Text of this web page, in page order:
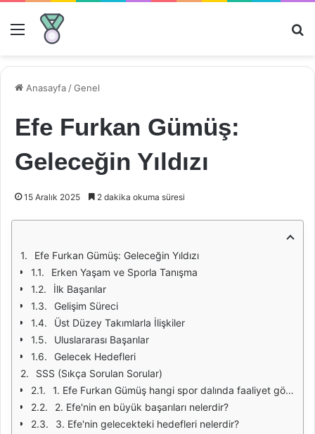
Menü
Anasayfa /Genel
Efe Furkan Gümüş:
Geleceğin Yıldızı
15 Aralık 2025 2 dakika okuma süresi
Efe Furkan Gümüş: Geleceğin Yıldızı
Erken Yaşam ve Sporla Tanışma
İlk Başarılar
Gelişim Süreci
Üst Düzey Takımlarla İlişkiler
Uluslararası Başarılar
Gelecek Hedefleri
SSS (Sıkça Sorulan Sorular)
1. Efe Furkan Gümüş hangi spor dalında faaliyet gösteriyor?
2. Efe'nin en büyük başarıları nelerdir?
3. Efe'nin gelecekteki hedefleri nelerdir?